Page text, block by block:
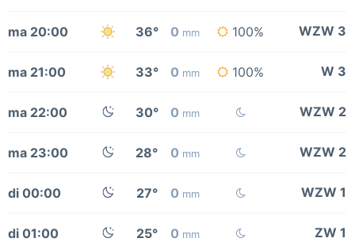
ma 20:00 36° 0 mm 100% WZW 3
ma 21:00 33° 0 mm 100% W 3
ma 22:00 30° 0 mm WZW 2
ma 23:00 28° 0 mm WZW 2
di 00:00 27° 0 mm WZW 1
di 01:00 25° 0 mm ZW 1